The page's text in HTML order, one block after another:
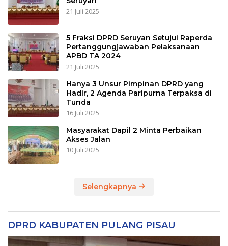
21 Juli 2025
5 Fraksi DPRD Seruyan Setujui Raperda
Pertanggungjawaban Pelaksanaan
APBD TA 2024
21 Juli 2025
Hanya 3 Unsur Pimpinan DPRD yang
Hadir, 2 Agenda Paripurna Terpaksa di
Tunda
16 Juli 2025
Masyarakat Dapil 2 Minta Perbaikan
Akses Jalan
10 Juli 2025
Selengkapnya
DPRD KABUPATEN PULANG PISAU